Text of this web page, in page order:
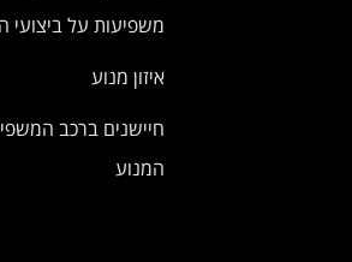
משפיעות על ביצועי
איזון מנוע
חיישנים ברכב
המנוע